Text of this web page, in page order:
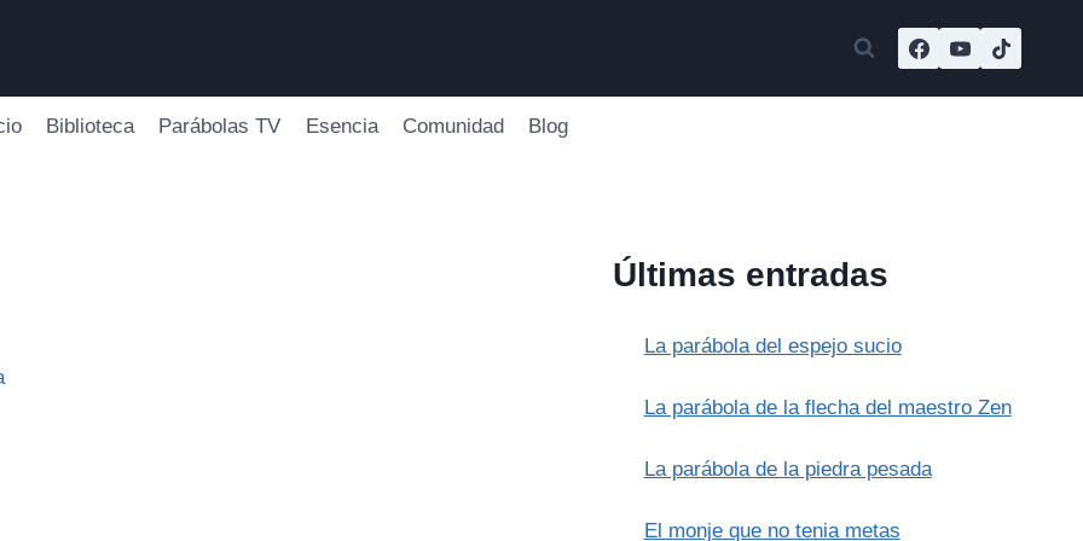
Biblioteca Parábolas TV Esencia Comunidad Blog
Últimas entradas
La parábola del espejo sucio
La parábola de la flecha del maestro Zen
La parábola de la piedra pesada
El monje que no tenia metas